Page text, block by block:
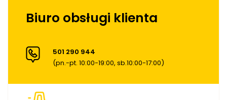
Biuro obsługi klienta
501 290 944
(pn.-pt. 10:00-19:00, sb.10:00-17:00)